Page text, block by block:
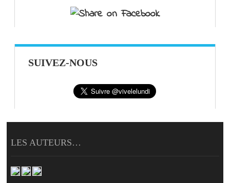
SUIVEZ-NOUS
LES AUTEURS…